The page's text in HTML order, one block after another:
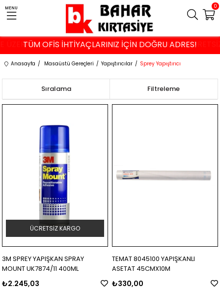
ÜZERİ ALIŞVERİŞLERDE İSTANBUL VE KOCAELİ'NE
TÜM OFİS İHTİYAÇLARINIZ İÇİN DOĞRU ADRES!
MENU 0
Anasayfa Masaüstü Gereçleri Yapıştırıcılar Sprey Yapıştırıcı
Filtreleme
Sıralama
3M SPREY YAPIŞKAN SPRAY
MOUNT UK7874/11 400ML
₺2.245,03
ÜCRETSIZ KARGO
TEMAT 8045100 YAPIŞKANLI
ASETAT 45CMX10M
₺330,00